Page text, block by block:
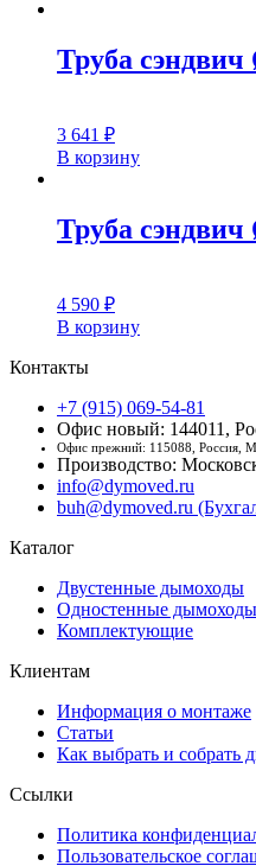
Труба
3 641 ₽
В корзину
Труба
4 590 ₽
В корзину
Контакты
+7 (915) 069-54-81
Офис новый: 144011,
Офис прежний: 115088, Россия,
Производство:
info@dymoved.ru
buh@dymoved.ru
Каталог
Двустенные дымоходы
Одностенные дымоходы
Комплектующие
Клиентам
Информация о монтаже
Статьи
Как выбрать и собрать
Ссылки
Политика
Пользовательское